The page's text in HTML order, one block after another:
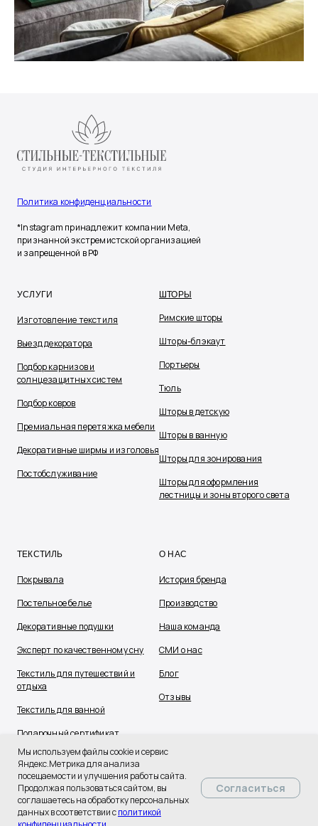
Мы используем файлы cookie и сервис
Яндекс.Метрика для анализа
посещаемости и улучшения работы сайта.
Продолжая пользоваться сайтом, вы
соглашаетесь на обработку персональных
данных в соответствии сполитикой
Согласиться
Политика конфиденциальности
*Instagram принадлежит компании Meta,
признанной экстремистской организацией
и запрещенной в РФ
УСЛУГИ
Изготовление текстиля
Выезд декоратора
Подбор карнизов и
солнцезащитных систем
Подбор ковров
Премиальная перетяжка мебели
Декоративные ширмы и изголовья
Постобслуживание
ШТОРЫ
Римские шторы
Шторы-блэкаут
Портьеры
Тюль
Шторы в детскую
Шторы в ванную
Шторы для зонирования
Шторы для оформления
лестницы и зоны второго света
ТЕКСТИЛЬ
Покрывала
Постельное белье
Декоративные подушки
Эксперт по качественному сну
Текстиль для путешествий и
отдыха
Текстиль для ванной
Подарочный сертификат
О НАС
История бренда
Производство
Наша команда
СМИ о нас
Блог
Отзывы